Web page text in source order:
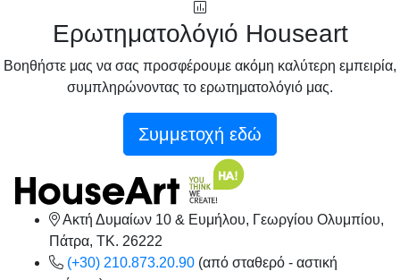
Ερωτηματολόγιό Houseart
Βοηθήστε μας να σας προσφέρουμε ακόμη καλύτερη εμπειρία,
συμπληρώνοντας το ερωτηματολόγιό μας.
Συμμετοχή εδώ
Ακτή Δυμαίων 10 & Ευμήλου, Γεωργίου Ολυμπίου,
Πάτρα, TK. 26222
(+30) 210.873.20.90 (από σταθερό - αστική